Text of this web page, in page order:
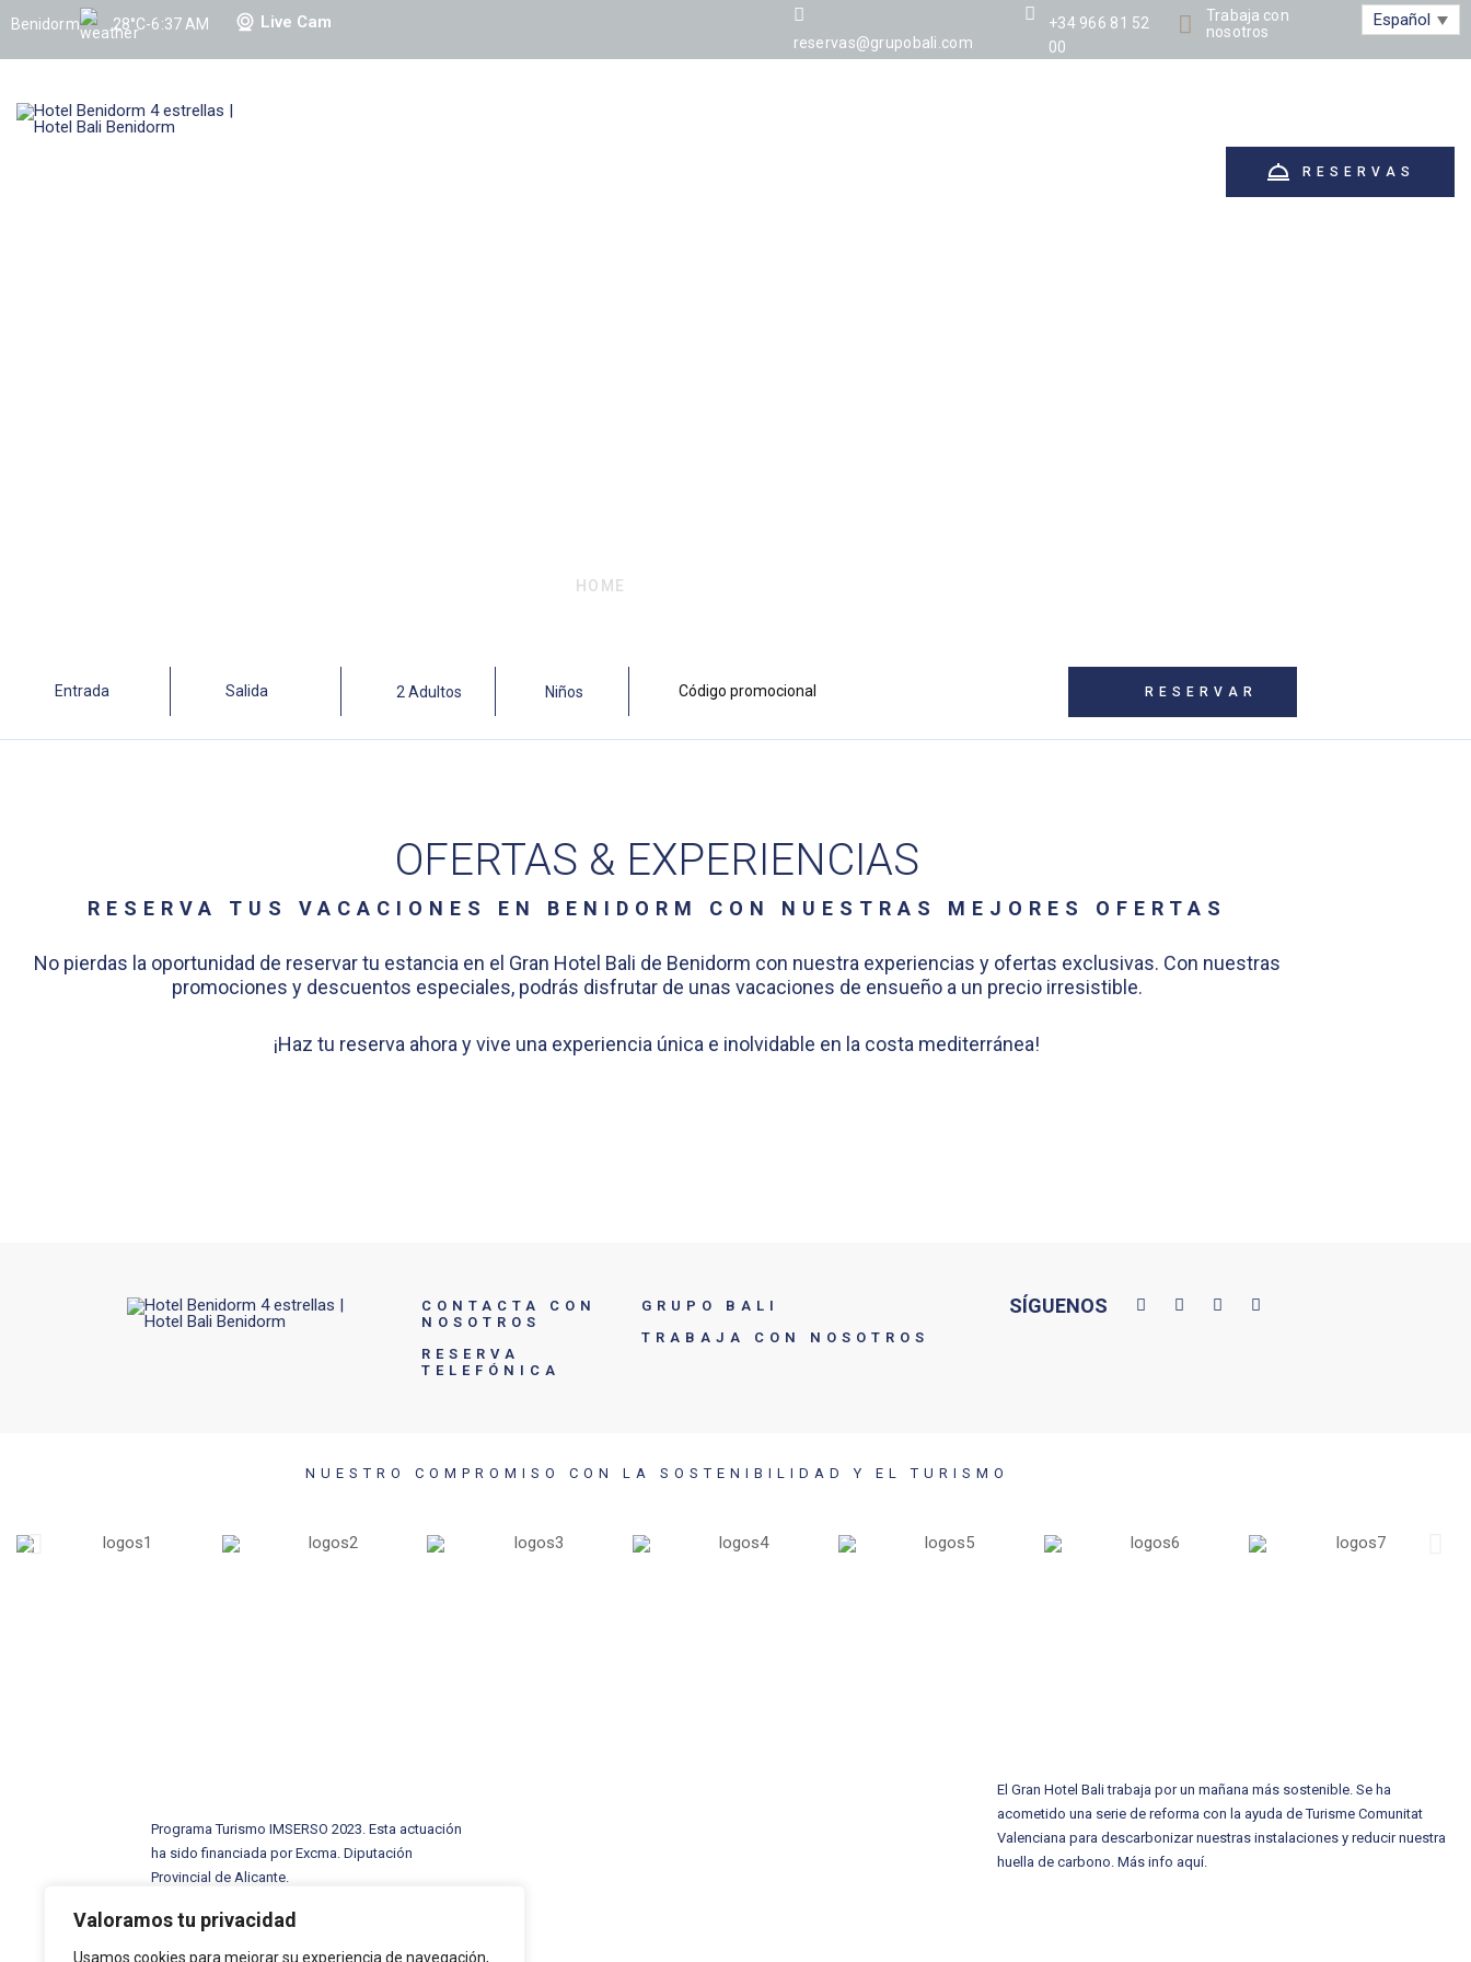
Valoramos tu privacidad
Usamos cookies para mejorar su experiencia de navegación,
Benidorm 28°C-6:37 AM Live Cam
reservas@grupobali.com
+34 966 81 52
00
Trabaja con
nosotros
Español
RESERVAS
HOME
RESERVAR
OFERTAS & EXPERIENCIAS
RESERVA TUS VACACIONES EN BENIDORM CON NUESTRAS MEJORES OFERTAS
No pierdas la oportunidad de reservar tu estancia en el Gran Hotel Bali de Benidorm con nuestra experiencias y ofertas exclusivas. Con nuestras
promociones y descuentos especiales, podrás disfrutar de unas vacaciones de ensueño a un precio irresistible.
¡Haz tu reserva ahora y vive una experiencia única e inolvidable en la costa mediterránea!
CONTACTA CON
NOSOTROS
RESERVA
TELEFÓNICA
GRUPO BALI
TRABAJA CON NOSOTROS
SÍGUENOS
NUESTRO COMPROMISO CON LA SOSTENIBILIDAD Y EL TURISMO
Programa Turismo IMSERSO 2023. Esta actuación
ha sido financiada por Excma. Diputación
Provincial de Alicante.
El Gran Hotel Bali trabaja por un mañana más sostenible. Se ha
acometido una serie de reforma con la ayuda de Turisme Comunitat
Valenciana para descarbonizar nuestras instalaciones y reducir nuestra
huella de carbono. Más info aquí.